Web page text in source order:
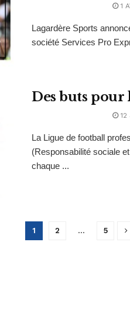
1
Lagardère Sports
société Services Pro
Des buts
12
La Ligue de football
(Responsabilité sociale
chaque ...
1 2 … 5